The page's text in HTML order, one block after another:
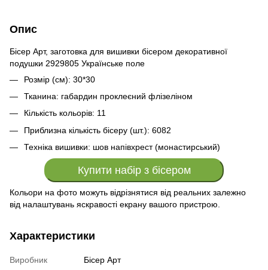
Опис
Бісер Арт, заготовка для вишивки бісером декоративної
подушки 2929805 Українське поле
Розмір (см): 30*30
Тканина: габардин проклеєний флізеліном
Кількість кольорів: 11
Приблизна кількість бісеру (шт.): 6082
Техніка вишивки: шов напівхрест (монастирський)
Купити набір з бісером
Кольори на фото можуть відрізнятися від реальних залежно
від налаштувань яскравості екрану вашого пристрою.
Характеристики
Виробник
Бісер Арт